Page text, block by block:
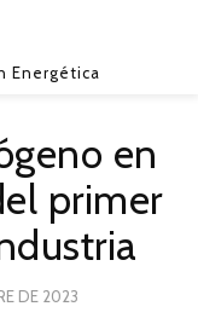
Energética
en
primer
DE 2023